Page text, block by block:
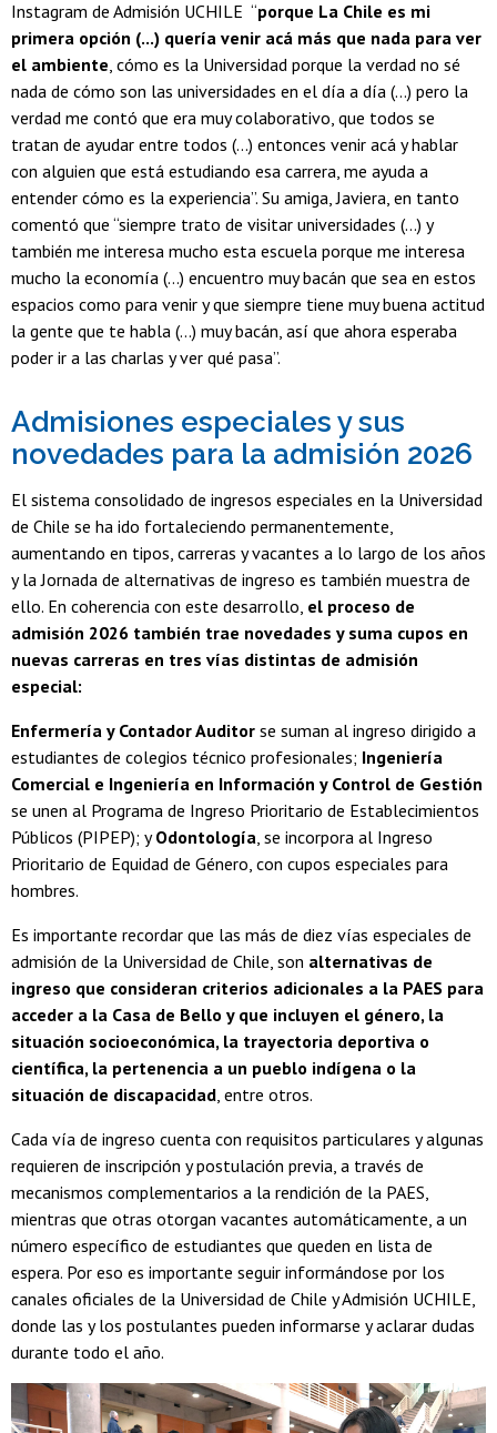
Instagram de Admisión UCHILE “porque La Chile es mi
primera opción (...) quería venir acá más que nada para ver
el ambiente, cómo es la Universidad porque la verdad no sé
nada de cómo son las universidades en el día a día (...) pero la
verdad me contó que era muy colaborativo, que todos se
tratan de ayudar entre todos (...) entonces venir acá y hablar
con alguien que está estudiando esa carrera, me ayuda a
entender cómo es la experiencia”. Su amiga, Javiera, en tanto
comentó que “siempre trato de visitar universidades (...) y
también me interesa mucho esta escuela porque me interesa
mucho la economía (...) encuentro muy bacán que sea en estos
espacios como para venir y que siempre tiene muy buena actitud
la gente que te habla (...) muy bacán, así que ahora esperaba
poder ir a las charlas y ver qué pasa”.
Admisiones especiales y sus
novedades para la admisión 2026
El sistema consolidado de ingresos especiales en la Universidad
de Chile se ha ido fortaleciendo permanentemente,
aumentando en tipos, carreras y vacantes a lo largo de los años
y la Jornada de alternativas de ingreso es también muestra de
ello. En coherencia con este desarrollo, el proceso de
admisión 2026 también trae novedades y suma cupos en
nuevas carreras en tres vías distintas de admisión
especial:
Enfermería y Contador Auditor se suman al ingreso dirigido a
estudiantes de colegios técnico profesionales; Ingeniería
Comercial e Ingeniería en Información y Control de Gestión
se unen al Programa de Ingreso Prioritario de Establecimientos
Públicos (PIPEP); yOdontología, se incorpora al Ingreso
Prioritario de Equidad de Género, con cupos especiales para
hombres.
Es importante recordar que las más de diez vías especiales de
admisión de la Universidad de Chile, son alternativas de
ingreso que consideran criterios adicionales a la PAES para
acceder a la Casa de Bello y que incluyen el género, la
situación socioeconómica, la trayectoria deportiva o
científica, la pertenencia a un pueblo indígena o la
situación de discapacidad, entre otros.
Cada vía de ingreso cuenta con requisitos particulares y algunas
requieren de inscripción y postulación previa, a través de
mecanismos complementarios a la rendición de la PAES,
mientras que otras otorgan vacantes automáticamente, a un
número específico de estudiantes que queden en lista de
espera. Por eso es importante seguir informándose por los
canales oficiales de la Universidad de Chile y Admisión UCHILE,
donde las y los postulantes pueden informarse y aclarar dudas
durante todo el año.